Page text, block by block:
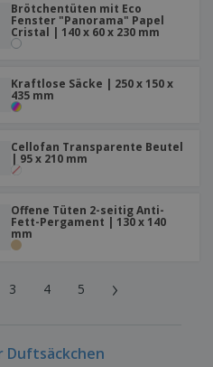
Brötchentüten mit Eco
Fenster "Panorama" Papel
Cristal | 140 x 60 x 230 mm
Kraftlose Säcke | 250 x 150 x
435 mm
Cellofan Transparente Beutel
| 95 x 210 mm
Offene Tüten 2-seitig Anti-
Fett-Pergament | 130 x 140
mm
3 4 5 ›
Duftsäckchen